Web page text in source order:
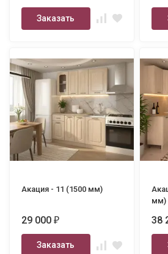
Заказать
Акация - 11 (1500 мм)
29 000₽
Заказать
мм)
38